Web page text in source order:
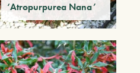
‘Atropurpurea Nana’